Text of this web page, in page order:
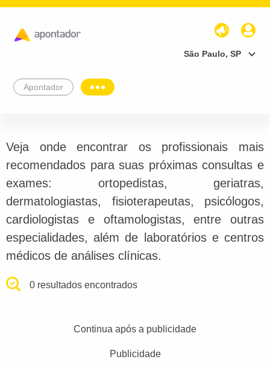
São Paulo, SP
Apontador
Veja onde encontrar os profissionais mais
recomendados para suas próximas consultas e
exames: ortopedistas, geriatras,
dermatologiastas, fisioterapeutas, psicólogos,
cardiologistas e oftamologistas, entre outras
especialidades, além de laboratórios e centros
médicos de análises clínicas.
0 resultados encontrados
Continua após a publicidade
Publicidade